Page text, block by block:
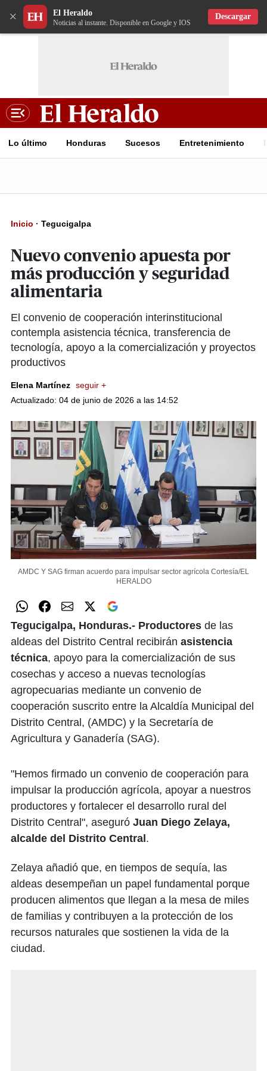
× El Heraldo
Noticias al instante. Disponible en Google y IOS
Descargar
Lo último Honduras Sucesos Entretenimiento
Inicio · Tegucigalpa
Nuevo convenio apuesta por
más producción y seguridad
alimentaria
El convenio de cooperación interinstitucional
contempla asistencia técnica, transferencia de
tecnología, apoyo a la comercialización y proyectos
productivos
Elena Martínez seguir +
Actualizado: 04 de junio de 2026 a las 14:52
AMDC Y SAG firman acuerdo para impulsar sector agrícola Cortesía/EL
HERALDO
Tegucigalpa, Honduras.- Productores de las
aldeas del Distrito Central recibirán asistencia
técnica, apoyo para la comercialización de sus
cosechas y acceso a nuevas tecnologías
agropecuarias mediante un convenio de
cooperación suscrito entre la Alcaldía Municipal del
Distrito Central, (AMDC) y la Secretaría de
Agricultura y Ganadería (SAG).
"Hemos firmado un convenio de cooperación para
impulsar la producción agrícola, apoyar a nuestros
productores y fortalecer el desarrollo rural del
Distrito Central", aseguró Juan Diego Zelaya,
alcalde del Distrito Central .
Zelaya añadió que, en tiempos de sequía, las
aldeas desempeñan un papel fundamental porque
producen alimentos que llegan a la mesa de miles
de familias y contribuyen a la protección de los
recursos naturales que sostienen la vida de la
ciudad.